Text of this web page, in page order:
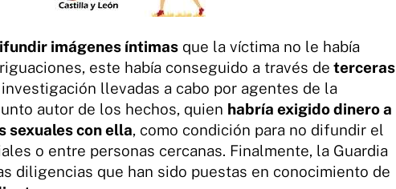
imágenes íntimas que la víctima no le había
este había conseguido a través de terceras
llevadas a cabo por agentes de la
autor de los hechos, quien habría exigido dinero a
sexuales con ella, como condición para no difundir el
o entre personas cercanas. Finalmente, la Guardia
diligencias que han sido puestas en conocimiento de